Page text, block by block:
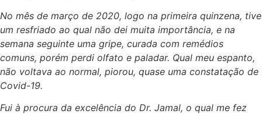
No mês de março de 2020, logo na primeira quinzena, tive
um resfriado ao qual não dei muita importância, e na
semana seguinte uma gripe, curada com remédios
comuns, porém perdi olfato e paladar. Qual meu espanto,
não voltava ao normal, piorou, quase uma constatação de
Covid-19.
Fui à procura da excelência do Dr. Jamal, o qual me fez